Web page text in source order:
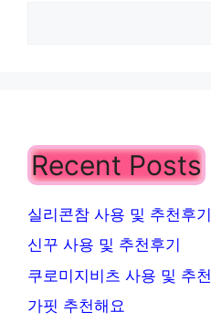
Recent Posts
실리콘참 사용 및 추천후기
신꾸 사용 및 추천후기
쿠로미지비츠 사용 및 추
가핏 추천해요